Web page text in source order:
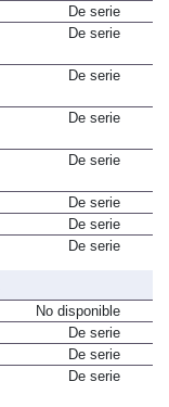
De serie
De serie
De serie
De serie
De serie
De serie
De serie
De serie
No disponible
De serie
De serie
De serie